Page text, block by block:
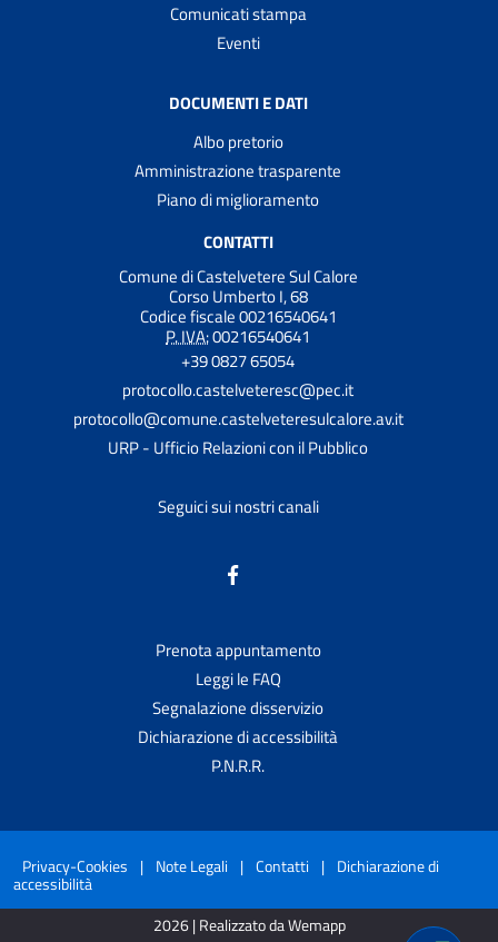
Comunicati stampa
Eventi
DOCUMENTI E DATI
Albo pretorio
Amministrazione trasparente
Piano di miglioramento
CONTATTI
Comune di Castelvetere Sul Calore
Corso Umberto I, 68
Codice fiscale 00216540641
P. IVA:00216540641
+39 0827 65054
protocollo.castelveteresc@pec.it
protocollo@comune.castelveteresulcalore.av.it
URP - Ufficio Relazioni con il Pubblico
Seguici sui nostri canali
Prenota appuntamento
Leggi le FAQ
Segnalazione disservizio
Dichiarazione di accessibilità
P.N.R.R.
Privacy-Cookies | Note Legali | Contatti | Dichiarazione di
accessibilità
2026 | Realizzato da Wemapp